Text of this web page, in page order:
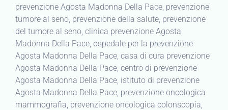
prevenzione Agosta Madonna Della Pace, prevenzione
tumore al seno, prevenzione della salute, prevenzione
del tumore al seno, clinica prevenzione Agosta
Madonna Della Pace, ospedale per la prevenzione
Agosta Madonna Della Pace, casa di cura prevenzione
Agosta Madonna Della Pace, centro di prevenzione
Agosta Madonna Della Pace, istituto di prevenzione
Agosta Madonna Della Pace, prevenzione oncologica
mammografia, prevenzione oncologica colonscopia,